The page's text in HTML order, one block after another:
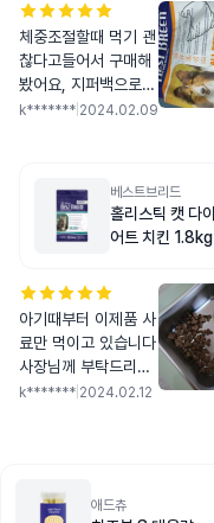
체중조절할때 먹기 괜
찮다고들어서 구매해
봤어요, 지퍼백으로
되어있고 뭔가 다진고
인다 느낌? 강아지도
잘 먹어요!
k******* 2024.02.09
베스트브리드
홀리스틱 캣 다이
어트 치킨 1.8kg
아기때부터 이제품 사
료만 먹이고 있습니다
사장님께 부탁드리자
하면은 대용량 큰사이
k******* 2024.02.12
애드츄